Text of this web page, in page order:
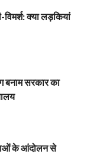
विमर्श: क्या लड़कियां
बनाम सरकार का
के आंदोलन से